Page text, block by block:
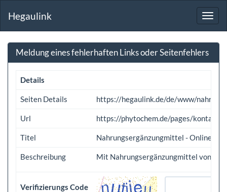
Hegaulink
Meldung eines fehlerhaften Links oder Seitenfehlers
Details
Seiten Details https://hegaulink.de/de/www/
Url https://phytochem.de/pages/kontakt
Titel Nahrungsergänzungmittel - Online
Beschreibung Mit Nahrungsergänzungmittel von
Verifizierungs Code